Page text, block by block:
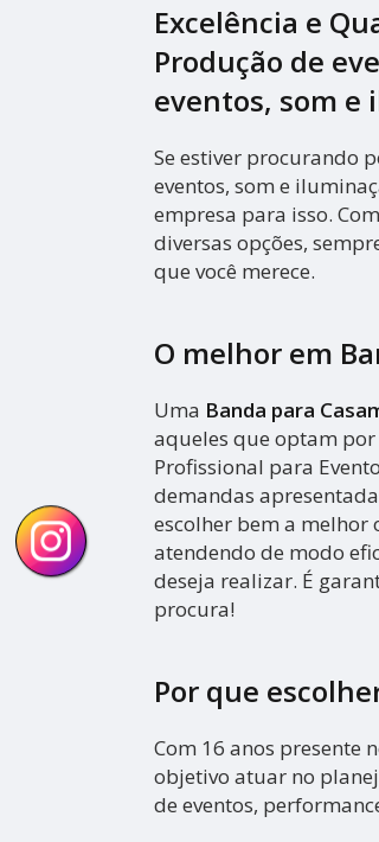
Excelência e
Produção de
eventos, som e
Se estiver procurando
eventos, som e
empresa para isso.
diversas opções,
que você merece.
O melhor em
Uma Banda para
aqueles que optam por
Profissional para
demandas
escolher bem a melhor
atendendo de modo
deseja realizar. É
procura!
Por que
Com 16 anos presente
objetivo atuar no
de eventos,